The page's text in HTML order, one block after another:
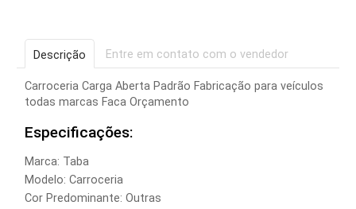
Descrição Entre em contato com o vendedor
Carroceria Carga Aberta Padrão Fabricação para veículos
todas marcas Faca Orçamento
Especificações:
Marca: Taba
Modelo: Carroceria
Cor Predominante: Outras